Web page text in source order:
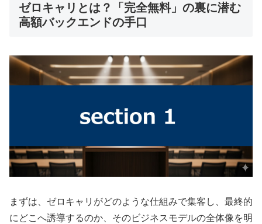
ゼロキャリとは？「完全無料」の裏に潜む
高額バックエンドの手口
まずは、ゼロキャリがどのような仕組みで集客し、最終的
にどこへ誘導するのか、そのビジネスモデルの全体像を明